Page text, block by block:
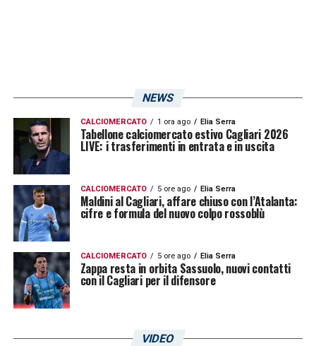
NEWS
CALCIOMERCATO 1 ora ago Elia Serra
Tabellone calciomercato estivo Cagliari 2026
LIVE: i trasferimenti in entrata e in uscita
CALCIOMERCATO 5 ore ago Elia Serra
Maldini al Cagliari, affare chiuso con l’Atalanta:
cifre e formula del nuovo colpo rossoblù
CALCIOMERCATO 5 ore ago Elia Serra
Zappa resta in orbita Sassuolo, nuovi contatti
con il Cagliari per il difensore
VIDEO